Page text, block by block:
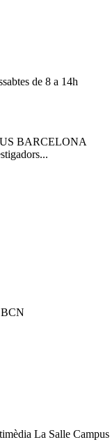
de 8 a 14h
BARCELONA
BCN